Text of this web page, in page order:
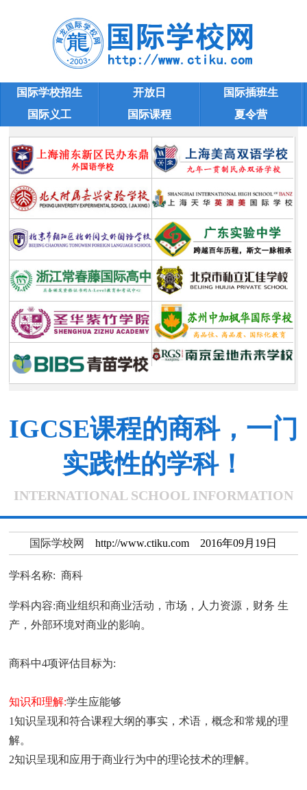
Igcse课程
国际学校招生 开放日
国际插班生
国际义工
国际课程
夏令营
学校大全
IGCSE课程的商科，一门
实践性的学科！
INTERNATIONAL SCHOOL INFORMATION
国际学校网 http://www.ctiku.com 2016年09月19日
学科名称: 商科
学科内容:商业组织和商业活动，市场，人力资源，财务 生
产，外部环境对商业的影响。
商科中4项评估目标为:
知识和理解:学生应能够
1知识呈现和符合课程大纲的事实，术语，概念和常规的理
解。
2知识呈现和应用于商业行为中的理论技术的理解。